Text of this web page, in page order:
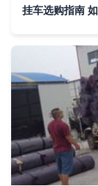
挂车选购指南